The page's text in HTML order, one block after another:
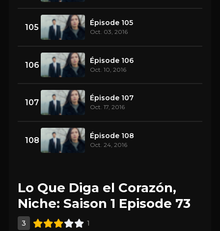
105 Épisode 105
Oct. 03, 2016
106 Épisode 106
Oct. 10, 2016
107 Épisode 107
Oct. 17, 2016
108 Épisode 108
Oct. 24, 2016
Lo Que Diga el Corazón,
Niche: Saison 1 Episode 73
3
1